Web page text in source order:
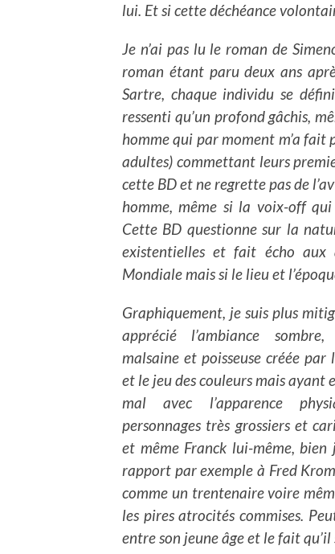
lui. Et si cette déchéance
Je n’ai pas lu le roman de
roman étant paru deux ans
Sartre, chaque individu se
ressenti qu’un profond gâchis,
homme qui par moment m’a fait
adultes) commettant leurs
cette BD et ne regrette pas de
homme, même si la voix-off
Cette BD questionne sur la
existentielles et fait écho aux
Mondiale mais si le lieu et
Graphiquement, je suis plus
apprécié l’ambiance sombre,
malsaine et poisseuse créée
et le jeu des couleurs mais ayant
mal avec l’apparence
personnages très grossiers et
et même Franck lui-même, bien
rapport par exemple à Fred
comme un trentenaire voire
les pires atrocités commises.
entre son jeune âge et le fait